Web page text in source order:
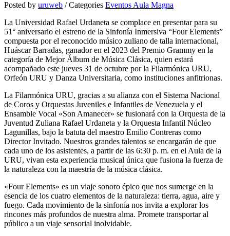
Posted by uruweb / Categories Eventos Aula Magna
La Universidad Rafael Urdaneta se complace en presentar para su
51° aniversario el estreno de la Sinfonía Inmersiva “Four Elements”
compuesta por el reconocido músico zuliano de talla internacional,
Huáscar Barradas, ganador en el 2023 del Premio Grammy en la
categoría de Mejor Álbum de Música Clásica, quien estará
acompañado este jueves 31 de octubre por la Filarmónica URU,
Orfeón URU y Danza Universitaria, como instituciones anfitrionas.
La Filarmónica URU, gracias a su alianza con el Sistema Nacional
de Coros y Orquestas Juveniles e Infantiles de Venezuela y el
Ensamble Vocal «Son Amanecer» se fusionará con la Orquesta de la
Juventud Zuliana Rafael Urdaneta y la Orquesta Infantil Núcleo
Lagunillas, bajo la batuta del maestro Emilio Contreras como
Director Invitado. Nuestros grandes talentos se encargarán de que
cada uno de los asistentes, a partir de las 6:30 p. m. en el Aula de la
URU, vivan esta experiencia musical única que fusiona la fuerza de
la naturaleza con la maestría de la música clásica.
«Four Elements» es un viaje sonoro épico que nos sumerge en la
esencia de los cuatro elementos de la naturaleza: tierra, agua, aire y
fuego. Cada movimiento de la sinfonía nos invita a explorar los
rincones más profundos de nuestra alma. Promete transportar al
público a un viaje sensorial inolvidable.